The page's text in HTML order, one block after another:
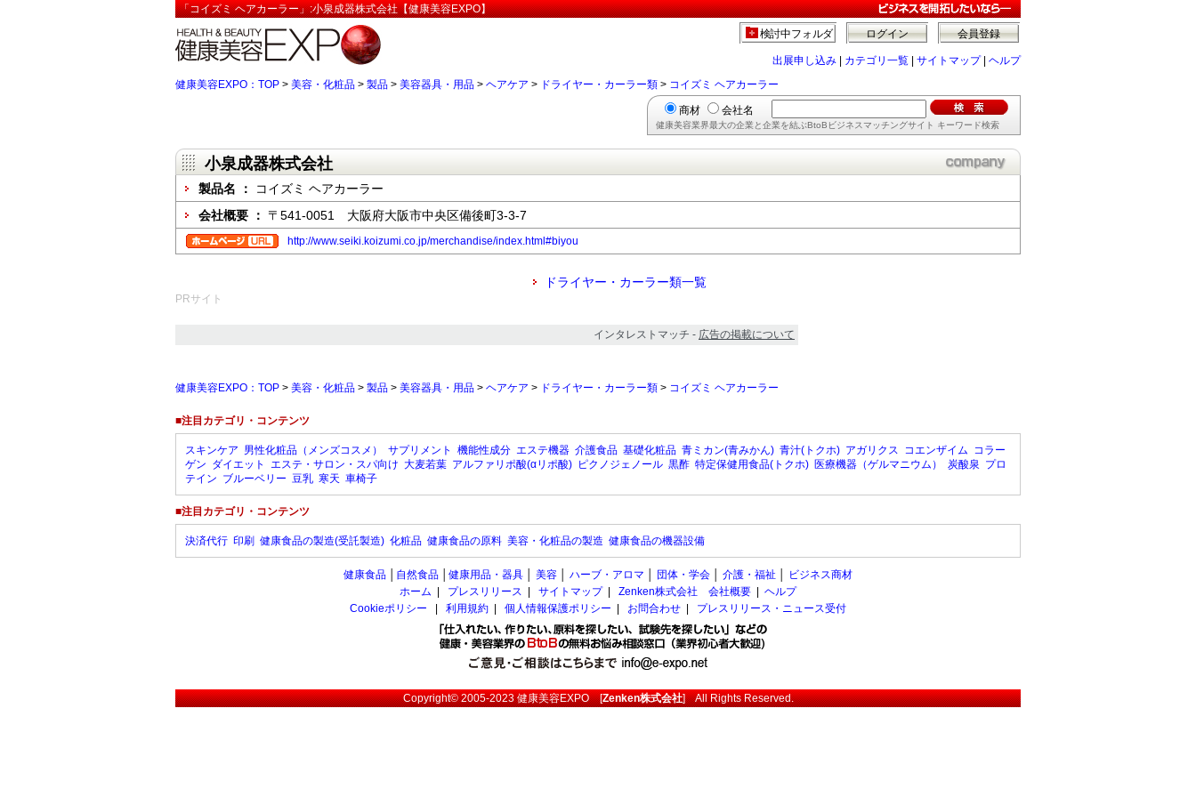
「コイズミ ヘアカーラー」:小泉成器株式会社【健康美容EXPO】
会員登録
ログイン
検討中フォルダ
出展申し込み カテゴリ一覧 サイトマップ| ヘルプ
健康美容EXPO：TOP > 美容・化粧品 > 製品 > 美容器具・用品 > ヘアケア > ドライヤー・カーラー類 > コイズミ ヘアカーラー
商材 会社名
健康美容業界最大の企業と企業を結ぶBtoBビジネスマッチングサイト キーワード検索
小泉成器株式会社
製品名 ：
コイズミ ヘアカーラー
会社概要 ： 〒541-0051 大阪府大阪市中央区備後町3-3-7
http://www.seiki.koizumi.co.jp/merchandise/index.html#biyou
ドライヤー・カーラー類一覧
PRサイト
インタレストマッチ - 広告の掲載について
健康美容EXPO：TOP > 美容・化粧品 > 製品 > 美容器具・用品 > ヘアケア > ドライヤー・カーラー類 > コイズミ ヘアカーラー
■注目カテゴリ・コンテンツ
スキンケア 男性化粧品（メンズコスメ） サプリメント 機能性成分 エステ機器 介護食品 基礎化粧品 青ミカン(青みかん) 青汁(トクホ) アガリクス コエンザイム コラー
ゲン ダイエット エステ・サロン・スパ向け 大麦若葉 アルファリポ酸(αリポ酸) ピクノジェノール 黒酢 特定保健用食品(トクホ) 医療機器（ゲルマニウム） 炭酸泉 プロ
テイン ブルーベリー 豆乳 寒天 車椅子
■注目カテゴリ・コンテンツ
決済代行 印刷 健康食品の製造(受託製造) 化粧品 健康食品の原料 美容・化粧品の製造 健康食品の機器設備
健康食品 自然食品 健康用品・器具 美容 ハーブ・アロマ 団体・学会 介護・福祉
ビジネス商材
ホーム
プレスリリース サイトマップ| Zenken株式会社 会社概要
ヘルプ
Cookieポリシー
利用規約 個人情報保護ポリシー お問合わせ プレスリリース・ニュース受付
Copyright© 2005-2023健康美容EXPO[Zenken株式会社] All Rights Reserved.